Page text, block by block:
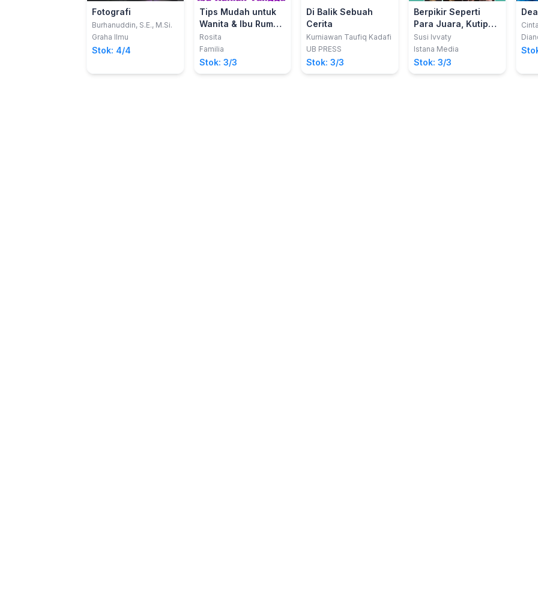
Fotografi
Burhanuddin, S.E., M.Si.
Graha Ilmu
Stok: 4/4
Tips Mudah untuk
Wanita & Ibu Rumah
Tangga
Rosita
Familia
Stok: 3/3
Di Balik Sebuah
Cerita
Kurniawan Taufiq Kadafi
UB PRESS
Stok: 3/3
Berpikir Seperti
Para Juara, Kutipan
Motivasi Pemain
dan Legenda
Sepakbola Dunia
Susi Ivvaty
Istana Media
Stok: 3/3